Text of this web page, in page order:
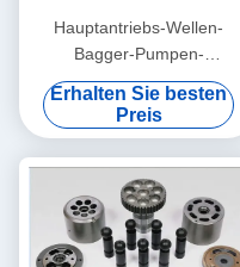
Hauptantriebs-Wellen-
Bagger-Pumpen-
zerteilt/hydraulische
Zylinder-Reparatur-Sets 16 x
46 Zähne
Erhalten Sie besten
Preis